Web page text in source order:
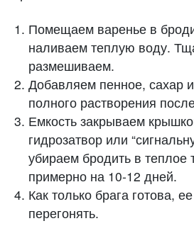
Помещаем варенье в
наливаем теплую воду.
размешиваем.
Добавляем пенное, сахар
полного растворения
Емкость закрываем
гидрозатвор или
убираем бродить в теплое
примерно на 10-12 дней.
Как только брага готова,
перегонять.